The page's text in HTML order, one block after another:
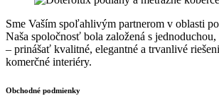
Sme Vaším spoľahlivým partnerom v oblasti
Naša spoločnosť bola založená s
– prinášať kvalitné, elegantné a trvanlivé
komerčné interiéry.
Obchodné podmienky